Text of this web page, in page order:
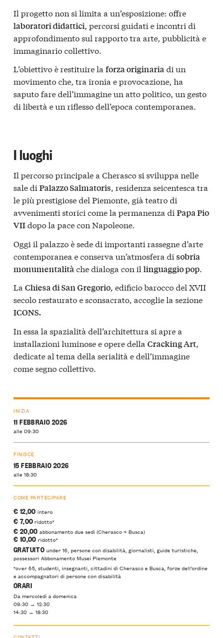
Il progetto non si limita a un’esposizione: offre
laboratori didattici , percorsi guidati e incontri di
approfondimento sul rapporto tra arte, pubblicità e
immaginario collettivo.
L’obiettivo è restituire la forza originariadi un
movimento che, tra ironia e provocazione, ha
saputo fare dell’immagine un atto politico, un gesto
di libertà e un riflesso dell’epoca contemporanea.
I luoghi
Il percorso principale a Cherasco si sviluppa nelle
sale di Palazzo Salmatoris, residenza seicentesca tra
le più prestigiose del Piemonte, già teatro di
avvenimenti storici come la permanenza di Papa Pio
VIIdopo la pace con Napoleone.
Oggi il palazzo è sede di importanti rassegne d’arte
contemporanea e conserva un’atmosfera di sobria
monumentalità che dialoga con il linguaggio pop
La Chiesa di San Gregorio, edificio barocco del XVII
secolo restaurato e sconsacrato, accoglie la sezione
ICONS.
In essa la spazialità dell’architettura si apre a
installazioni luminose e opere della Cracking Art,
dedicate al tema della serialità e dell’immagine
come segno collettivo.
INIZIA
11 FEBBRAIO 2026
alle 09:30
FINISCE
15 FEBBRAIO 2026
alle 18:30
COME PARTECIPARE
€ 12,00 intero
€ 7,00ridotto*
€ 20,00 abbonamento due sedi (Cherasco + Busca)
€ 10,00 ridotto*
GRATUITO under 16, persone con disabilità, giornalisti, guide turistiche,
possessori Abbonamento Musei Piemonte
*over 65, studenti, insegnanti, cittadini di Cherasco e Busca, forze dell’ordine
e accompagnatori di persone con disabilità
ORARI
Da mercoledì a domenica
09:30 → 12:30
14:30 → 18:30